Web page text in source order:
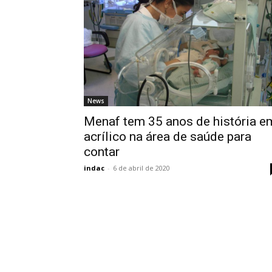
News
Menaf tem 35 anos de história
acrílico na área de saúde para
contar
indac - 6 de abril de 2020